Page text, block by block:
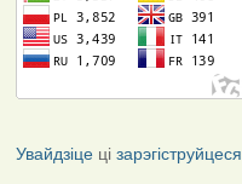
Увайдзіцеці зарэгіструйцеся